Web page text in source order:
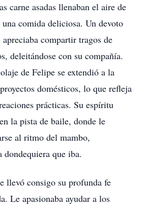
carne asadas llenaban el aire de
comida deliciosa. Un devoto
compartir tragos de
deleitándose con su compañía.
de Felipe se extendió a la
domésticos, lo que refleja
prácticas. Su espíritu
la pista de baile, donde le
al ritmo del mambo,
que iba.
llevó consigo su profunda fe
Le apasionaba ayudar a los